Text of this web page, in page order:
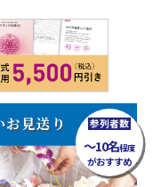
見送り 参列者数
～10名程度
がおすすめ